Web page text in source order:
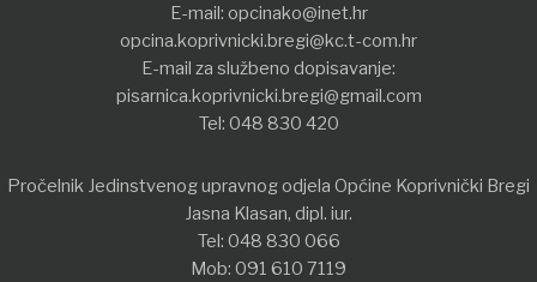
E-mail: opcinako@inet.hr
opcina.koprivnicki.bregi@kc.t-com.hr
E-mail za službeno dopisavanje:
pisarnica.koprivnicki.bregi@gmail.com
Tel: 048 830 420
Pročelnik Jedinstvenog upravnog odjela Općine Koprivnički Bregi
Jasna Klasan, dipl. iur.
Tel: 048 830 066
Mob: 091 610 7119